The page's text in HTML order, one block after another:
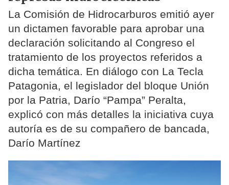
La Comisión de Hidrocarburos emitió ayer
un dictamen favorable para aprobar una
declaración solicitando al Congreso el
tratamiento de los proyectos referidos a
dicha temática. En diálogo con La Tecla
Patagonia, el legislador del bloque Unión
por la Patria, Darío “Pampa” Peralta,
explicó con más detalles la iniciativa cuya
autoría es de su compañero de bancada,
Darío Martínez